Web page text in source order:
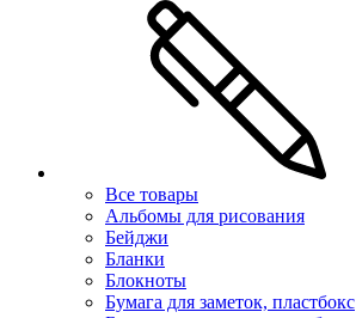
Все товары
Альбомы для рисования
Бейджи
Бланки
Блокноты
Бумага для заметок, пластбокс